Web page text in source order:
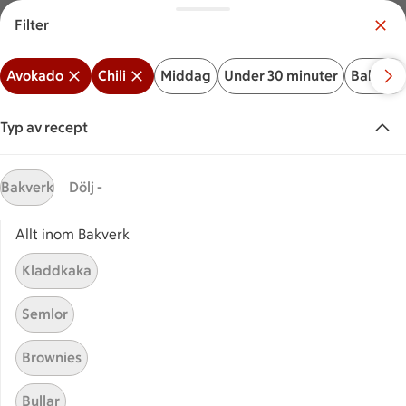
Meny Logga in
Vilken är din butik? Välj butik
Start
Sök ingrediens eller recept
Inga förslag
Avokado
ReceptVisar 110 stycken
(110)
Guacamole
Filter
Avokado Chili Middag Under 30 minuter Bakverk
Typ av recept
Bakverk Dölj -
Allt inom Bakverk
Kladdkaka
Semlor
Brownies
Bullar